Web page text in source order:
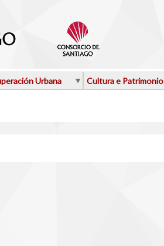
Urbana
Cultura e Patrimonio